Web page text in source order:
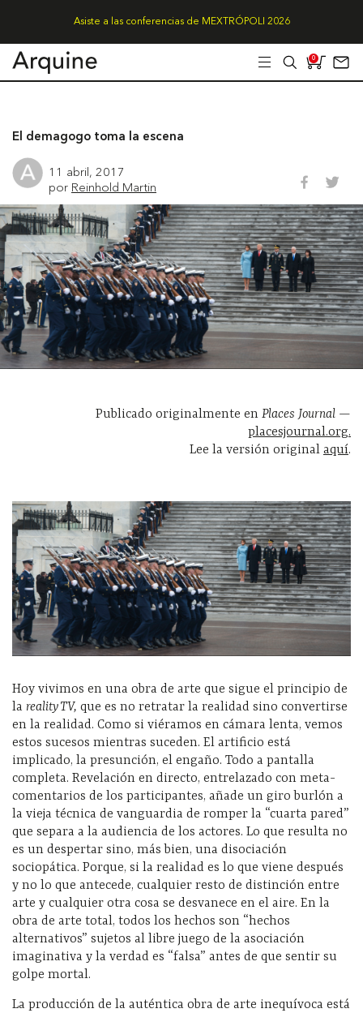
Asiste a las conferencias de MEXTRÓPOLI 2026
0
El demagogo toma la escena
11 abril, 2017
por Reinhold Martin
Publicado originalmente en Places Journal —
placesjournal.org.
Lee la versión original aquí.
Hoy vivimos en una obra de arte que sigue el principio de
la reality TV, que es no retratar la realidad sino convertirse
en la realidad. Como si viéramos en cámara lenta, vemos
estos sucesos mientras suceden. El artificio está
implicado, la presunción, el engaño. Todo a pantalla
completa. Revelación en directo, entrelazado con meta-
comentarios de los participantes, añade un giro burlón a
la vieja técnica de vanguardia de romper la “cuarta pared”
que separa a la audiencia de los actores. Lo que resulta no
es un despertar sino, más bien, una disociación
sociopática. Porque, si la realidad es lo que viene después
y no lo que antecede, cualquier resto de distinción entre
arte y cualquier otra cosa se desvanece en el aire. En la
obra de arte total, todos los hechos son “hechos
alternativos” sujetos al libre juego de la asociación
imaginativa y la verdad es “falsa” antes de que sentir su
golpe mortal.
La producción de la auténtica obra de arte inequívoca está